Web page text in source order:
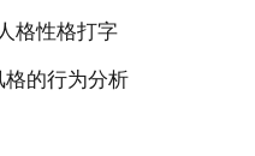
格性格打字
格的行为分析